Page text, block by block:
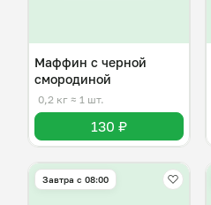
Маффин с черной
смородиной
0,2 кг ≈ 1 шт.
130 ₽
Завтра c 08:00